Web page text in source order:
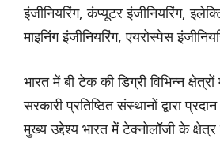
इंजीनियरिंग, कंप्यूटर इंजीनियरिंग,
माइनिंग इंजीनियरिंग, एयरोस्पेस
भारत में बी टेक की डिग्री विभिन्न
सरकारी प्रतिष्ठित संस्थानों द्वारा
मुख्य उद्देश्य भारत में टेक्नोलॉजी के क्षेत्र